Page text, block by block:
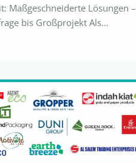
Maßgeschneiderte Lösungen –
bis Großprojekt Als
Unternehmen zuverlässige,
Dienstleistungen und
transparente und konforme
Mit einem
akkreditierter
und anerkannter